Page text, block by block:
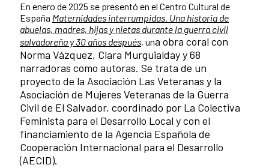
En enero de 2025 se presentó en el Centro Cultural de
España Maternidades interrumpidas. Una historia de
abuelas, madres, hijas y nietas durante la guerra civil
salvadoreña y 30 años después, una obra coral con
Norma Vázquez, Clara Murguialday y 68
narradoras como autoras. Se trata de un
proyecto de la Asociación Las Veteranas y la
Asociación de Mujeres Veteranas de la Guerra
Civil de El Salvador, coordinado por La Colectiva
Feminista para el Desarrollo Local y con el
financiamiento de la Agencia Española de
Cooperación Internacional para el Desarrollo
(AECID).